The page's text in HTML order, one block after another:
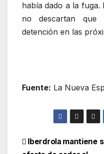
había dado a la fuga.
no descartan que
detención en las
Fuente: La Nueva
Iberdrola mantiene